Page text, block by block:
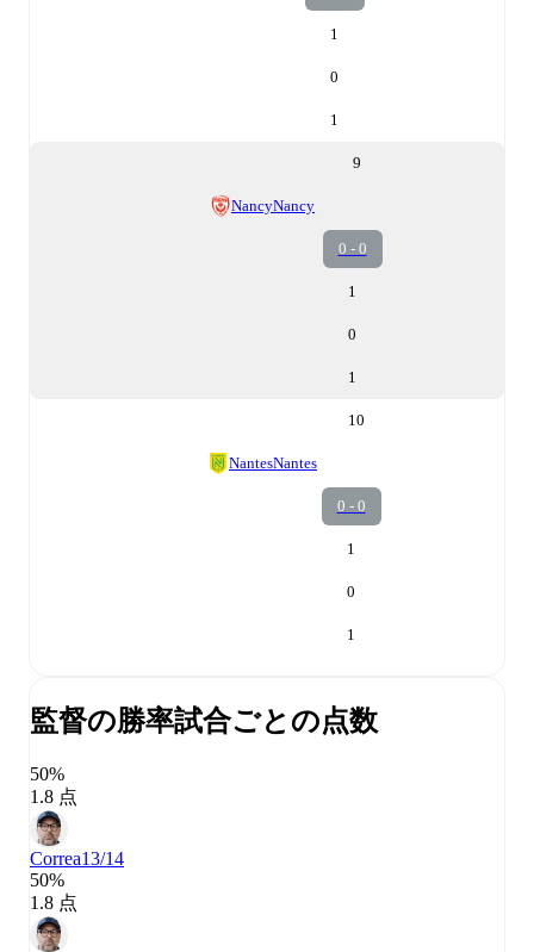
1
0
1
9
NancyNancy
0 - 0
1
0
1
10
NantesNantes
0 - 0
1
0
1
監督の勝率試合ごとの点数
50%
1.8 点
Correa13/14
50%
1.8 点